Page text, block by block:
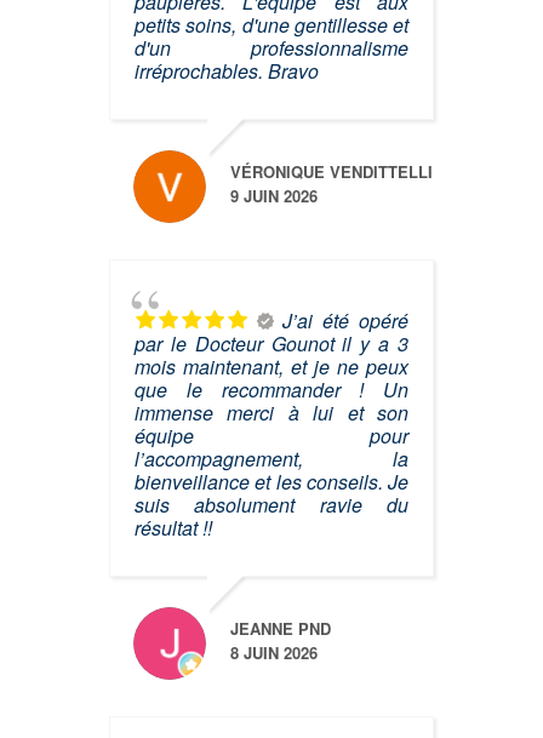
petits soins, d'une gentillesse et
d'un professionnalisme
irréprochables. Bravo
VÉRONIQUE VENDITTELLI
9 JUIN 2026
J’ai été opéré
par le Docteur Gounot il y a 3
mois maintenant, et je ne peux
que le recommander ! Un
immense merci à lui et son
équipe pour
l’accompagnement, la
bienveillance et les conseils. Je
suis absolument ravie du
résultat !!
JEANNE PND
8 JUIN 2026